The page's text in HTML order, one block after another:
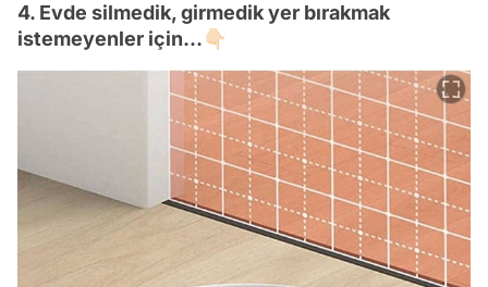
4. Evde silmedik, girmedik yer bırakmak
istemeyenler için...👇🏻